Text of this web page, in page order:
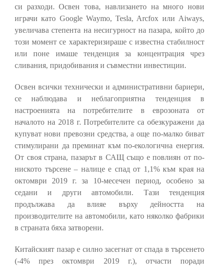
си разходи. Освен това, навлизането на много нови
играчи като Google Waymo, Tesla, Arcfox или Aiways,
увеличава степента на несигурност на пазара, който до
този момент се характеризираше с известна стабилност
или поне имаше тенденция за концентрация чрез
сливания, придобивания и съвместни инвестиции.
Освен всички технически и административни бариери,
се наблюдава и неблагоприятна тенденция в
настроенията на потребителите в еврозоната от
началото на 2018 г. Потребителите са обезкуражени да
купуват нови превозни средства, а още по-малко биват
стимулирани да преминат към по-екологична енергия.
От своя страна, пазарът в САЩ също е повлиян от по-
ниското търсене – налице е спад от 1,1% към края на
октомври 2019 г. за 10-месечен период, особено за
седани и други автомобили. Тази тенденция
продължава да влияе върху дейността на
производителите на автомобили, като няколко фабрики
в страната бяха затворени.
Китайският пазар е силно засегнат от спада в търсенето
(-4% през октомври 2019 г.), отчасти поради